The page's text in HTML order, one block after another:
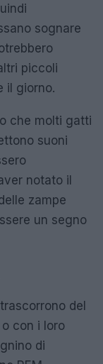
sognare
piccoli
il giorno.
che molti gatti
suoni
notato il
zampe
un segno
del
con i loro
di